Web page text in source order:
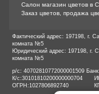
Cалон магазин цветов в
Заказ цветов, продажа
Фактический адрес: 197198, г.
комната №5
Юридический адрес: 197198, г.
комната №5
р/с: 40702810772000001509
К/с:30101810200000000704
ОГРН: 1027806892740